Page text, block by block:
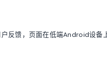
反馈，页面在低端Android设备